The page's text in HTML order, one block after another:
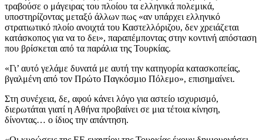
τραβούσε ο μάγειρας του πλοίου τα ελληνικά πολεμικά,
υποστηρίζοντας μεταξύ άλλων πως «αν υπάρχει ελληνικό
στρατιωτικό πλοίο ανοιχτά του Καστελλόριζου, δεν χρειάζεται
κατάσκοπος για να το δει», παραπέμποντας στην κοντινή απόσταση
που βρίσκεται από τα παράλια της Τουρκίας.
«Γι’ αυτό γελάμε δυνατά με αυτή την κατηγορία κατασκοπείας,
βγαλμένη από τον Πρώτο Παγκόσμιο Πόλεμο», επισημαίνει.
Στη συνέχεια, δε, αφού κάνει λόγο για αστείο ισχυρισμό,
διερωτάται γιατί η Αθήνα προβαίνει σε μια τέτοια κίνηση,
δίνοντας… ο ίδιος την απάντηση.